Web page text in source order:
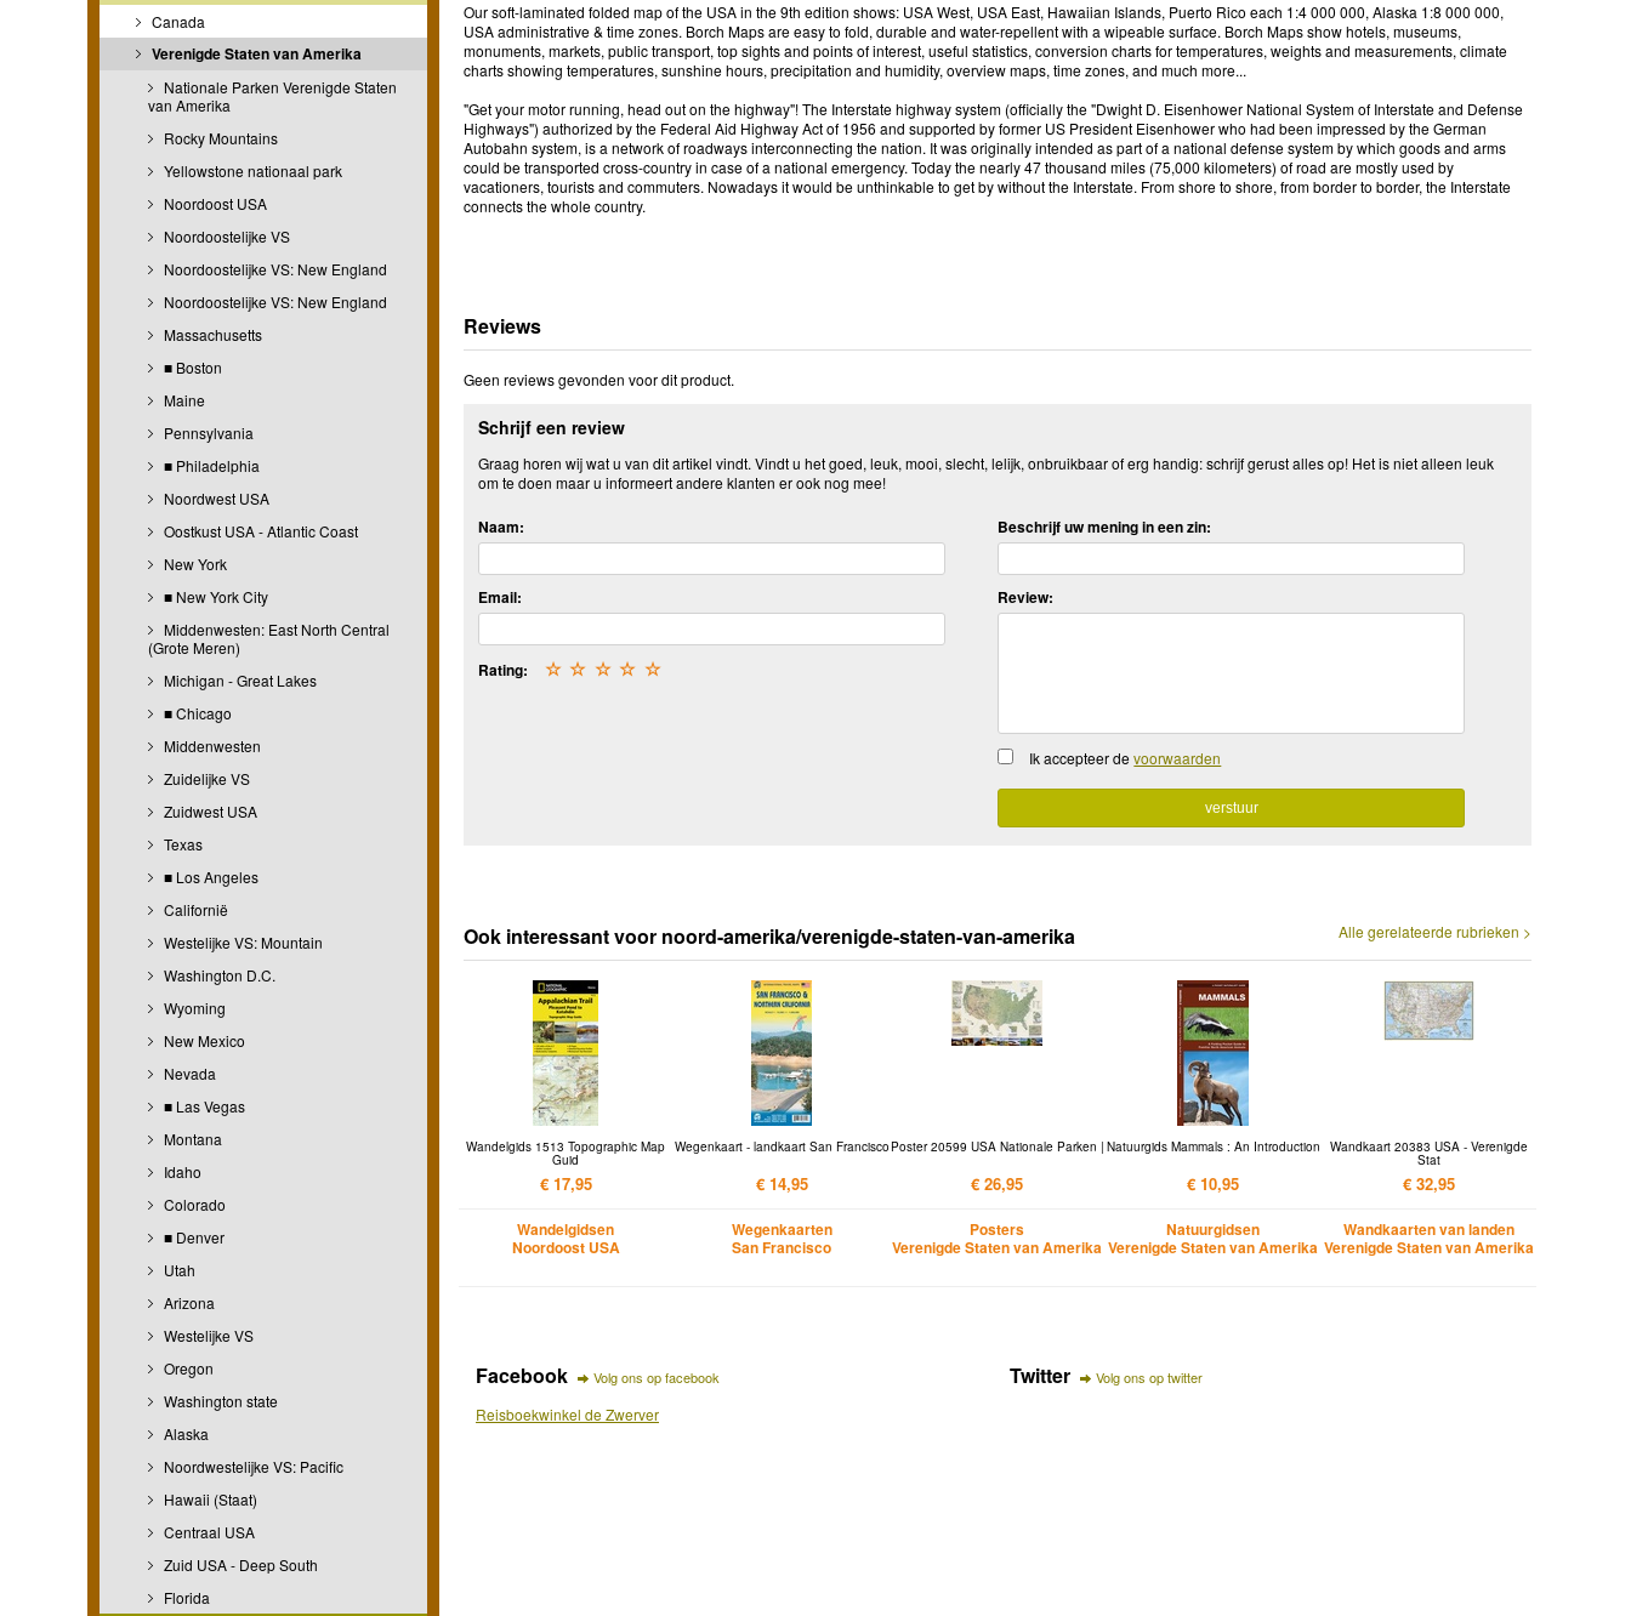
Canada
Verenigde Staten van Amerika
Nationale Parken Verenigde Staten
van Amerika
Rocky Mountains
Yellowstone nationaal park
Noordoost USA
Noordoostelijke VS
Noordoostelijke VS: New England
Noordoostelijke VS: New England
Massachusetts
■ Boston
Maine
Pennsylvania
■ Philadelphia
Noordwest USA
Oostkust USA - Atlantic Coast
New York
■ New York City
Middenwesten: East North Central
(Grote Meren)
Michigan - Great Lakes
■ Chicago
Middenwesten
Zuidelijke VS
Zuidwest USA
Texas
■ Los Angeles
Californië
Westelijke VS: Mountain
Washington D.C.
Wyoming
New Mexico
Nevada
■ Las Vegas
Montana
Idaho
Colorado
■ Denver
Utah
Arizona
Westelijke VS
Oregon
Washington state
Alaska
Noordwestelijke VS: Pacific
Hawaii (Staat)
Centraal USA
Zuid USA - Deep South
Florida
Our soft-laminated folded map of the USA in the 9th edition shows: USA West, USA East, Hawaiian Islands, Puerto Rico each 1:4 000 000, Alaska 1:8 000 000,
USA administrative & time zones. Borch Maps are easy to fold, durable and water-repellent with a wipeable surface. Borch Maps show hotels, museums,
monuments, markets, public transport, top sights and points of interest, useful statistics, conversion charts for temperatures, weights and measurements, climate
charts showing temperatures, sunshine hours, precipitation and humidity, overview maps, time zones, and much more...
"Get your motor running, head out on the highway"! The Interstate highway system (officially the "Dwight D. Eisenhower National System of Interstate and Defense
Highways") authorized by the Federal Aid Highway Act of 1956 and supported by former US President Eisenhower who had been impressed by the German
Autobahn system, is a network of roadways interconnecting the nation. It was originally intended as part of a national defense system by which goods and arms
could be transported cross-country in case of a national emergency. Today the nearly 47 thousand miles (75,000 kilometers) of road are mostly used by
vacationers, tourists and commuters. Nowadays it would be unthinkable to get by without the Interstate. From shore to shore, from border to border, the Interstate
connects the whole country.
Reviews
Geen reviews gevonden voor dit product.
Schrijf een review
Graag horen wij wat u van dit artikel vindt. Vindt u het goed, leuk, mooi, slecht, lelijk, onbruikbaar of erg handig: schrijf gerust alles op! Het is niet alleen leuk
om te doen maar u informeert andere klanten er ook nog mee!
Naam:
Email:
Rating: ☆
☆
☆
☆
☆
Beschrijf uw mening in een zin:
Review:
Ik accepteer devoorwaarden
Alle gerelateerde rubrieken >
Ook interessant voor noord-amerika/verenigde-staten-van-amerika
Wandelgids 1513 Topographic Map
Guid
€ 17,95
Wandelgidsen
Noordoost USA
Wegenkaart - landkaart San Francisco
€ 14,95
Wegenkaarten
San Francisco
Poster 20599 USA Nationale Parken |
€ 26,95
Posters
Verenigde Staten van Amerika
Natuurgids Mammals : An Introduction
€ 10,95
Natuurgidsen
Verenigde Staten van Amerika
Wandkaart 20383 USA - Verenigde
Stat
€ 32,95
Wandkaarten van landen
Verenigde Staten van Amerika
Facebook Volg ons op facebook
Reisboekwinkel de Zwerver
Twitter Volg ons op twitter